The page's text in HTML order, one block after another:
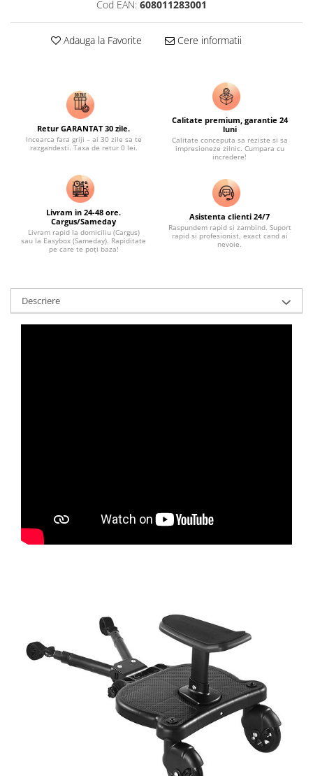
Cod EAN: 608011283001
Adauga la Favorite Cere informatii
Retur GARANTAT 30 zile.
Incearca fara griji – ai 30 zile sa te
razgandesti. Taxa de retur 0 lei.
Calitate premium, garantie 24
luni
Calitate conceputa sa reziste si sa
impresioneze zilnic. Cumpara cu
incredere!
Livram in 24-48 ore.
Cargus/Sameday
Livram rapid la domiciliu (Cargus)
sau la Easybox (Sameday). Rapiditate
pe care te poți baza!
Asistenta clienti 24/7
Raspundem rapid si zambind. Suport
rapid si profesionist, exact cand ai
nevoie.
Descriere